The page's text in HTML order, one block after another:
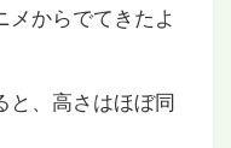
からでてきたよ
と、高さはほぼ同